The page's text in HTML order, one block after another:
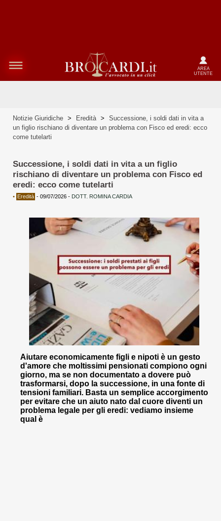
AREA
UTENTE
Notizie Giuridiche > Eredità >
Successione, i soldi dati in vita a
un figlio rischiano di diventare un problema con Fisco ed eredi: ecco
come tutelarti
Successione, i soldi dati in vita a un figlio
rischiano di diventare un problema con Fisco ed
eredi: ecco come tutelarti
• Eredità - 09/07/2026 - DOTT. ROMINA CARDIA
Aiutare economicamente figli e nipoti è un gesto
d'amore che moltissimi pensionati compiono ogni
giorno, ma se non documentato a dovere può
trasformarsi, dopo la successione, in una fonte di
tensioni familiari. Basta un semplice accorgimento
per evitare che un aiuto nato dal cuore diventi un
problema legale per gli eredi: vediamo insieme
qual è